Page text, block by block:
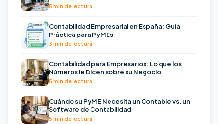
5 min de lectura
Contabilidad Empresarial en España: Guía
Práctica para PyMEs
3 min de lectura
Contabilidad para Empresarios: Lo que los
Números le Dicen sobre su Negocio
5 min de lectura
Cuándo su PyME Necesita un Contable vs. un
Software de Contabilidad
5 min de lectura